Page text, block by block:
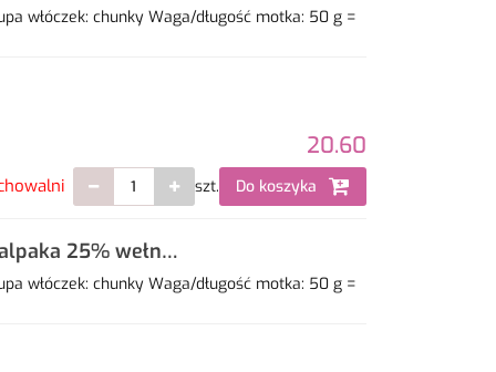
włóczek: chunky Waga/długość motka: 50 g =
20.60
szt. Do koszyka
25% wełna
włóczek: chunky Waga/długość motka: 50 g =